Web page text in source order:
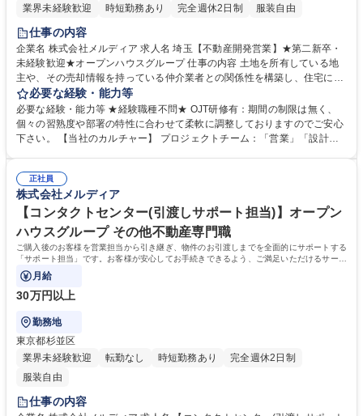
業界未経験歓迎
時短勤務あり 完全週休2日制 服装自由
仕事の内容
企業名 株式会社メルディア 求人名 埼玉【不動産開発営業】★第二新卒・
未経験歓迎★オープンハウスグループ 仕事の内容 土地を所有している地
主や、その売却情報を持っている仲介業者との関係性を構築し、住宅に適
した需要の高い用地を取得する仕事です。 【具体的な業務内容】 ■売主様
との関係構築・ヒアリング ■周辺の地域環境の調査・確認 ■価格相場から
試算した仕入価格の設定 ■地域将来性(開発計画)の確認 ■用地造成・行政
との交渉 募集職種 埼玉【不動産開発営業】★第二新卒・未経験歓迎★オ
必要な経験・能力等
必要な経験・能力等 ★経験職種不問★ OJT研修有：期間の制限は無く、
個々の習熟度や部署の特性に合わせて柔軟に調整しておりますのでご安心
下さい。 【当社のカルチャー】 プロジェクトチーム：「営業」「設計」
ぞれの目線から意見をぶつけ合うことで、それぞれの業種の経験だけでは
身につかない、幅広い知識とスキルを身につけることができます。 学歴・
資格 学歴：大学院 大学 高専 短大 専修学校 高校 語学力： 資格：第一種運
転免許普通自動車
正社員
株式会社メルディア
【コンタクトセンター(引渡しサポート担当)】オープン
ハウスグループ その他不動産専門職
ご購入後のお客様を営業担当から引き継ぎ、物件のお引渡しまでを全面的にサポートする
「サポート担当」です。お客様が安心してお手続きできるよう、ご満足いただけるサービ
ス・サポートをご提供する仕事です。
月給
30万円以上
勤務地
東京都杉並区
業界未経験歓迎
転勤なし 時短勤務あり
完全週休2日制
服装自由
仕事の内容